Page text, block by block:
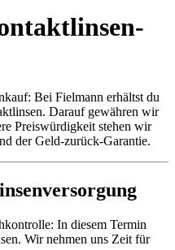
Bei Fielmann erhältst du
Darauf gewähren wir
Preiswürdigkeit stehen wir
der Geld-zurück-Garantie.
In diesem Termin
Wir nehmen uns Zeit für